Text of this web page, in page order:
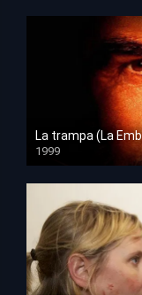
La trampa (La
1999
HD 1080p